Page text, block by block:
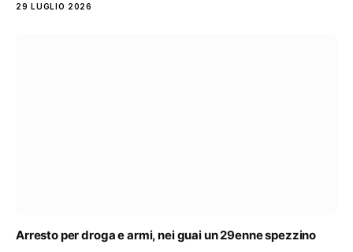
29 LUGLIO 2026
Arresto per droga e armi, nei guai un 29enne spezzino